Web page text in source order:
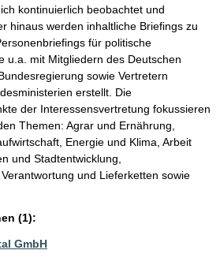
kontinuierlich beobachtet und
hinaus werden inhaltliche Briefings zu
für politische
u.a. mit Mitgliedern des Deutschen
sowie Vertretern
erstellt. Die
der Interessensvertretung fokussieren
Themen: Agrar und Ernährung,
Energie und Klima, Arbeit
und Stadtentwicklung,
und Lieferketten sowie
(1):
GmbH